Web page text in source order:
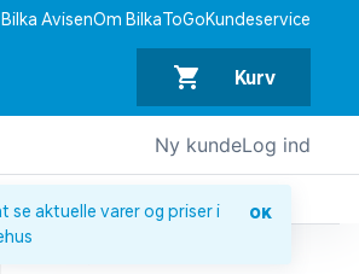
se aktuelle varer og priser i
OK
Bilka AvisenOm BilkaToGoKundeservice
Kurv
Ny kundeLog ind